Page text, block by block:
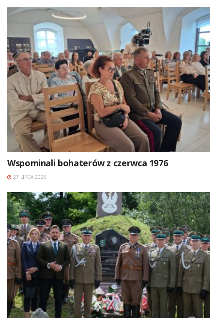
Wspominali bohaterów z czerwca 1976
27 LIPCA 2026